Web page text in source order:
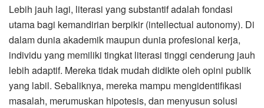
Lebih jauh lagi, literasi yang substantif adalah fondasi
utama bagi kemandirian berpikir (intellectual autonomy). Di
dalam dunia akademik maupun dunia profesional kerja,
individu yang memiliki tingkat literasi tinggi cenderung jauh
lebih adaptif. Mereka tidak mudah didikte oleh opini publik
yang labil. Sebaliknya, mereka mampu mengidentifikasi
masalah, merumuskan hipotesis, dan menyusun solusi